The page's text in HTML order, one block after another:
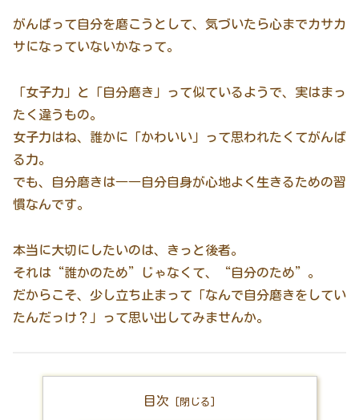
がんばって自分を磨こうとして、気づいたら心までカサカ
サになっていないかなって。
「女子力」と「自分磨き」って似ているようで、実はまっ
たく違うもの。
女子力はね、誰かに「かわいい」って思われたくてがんば
る力。
でも、自分磨きは――自分自身が心地よく生きるための習
慣なんです。
本当に大切にしたいのは、きっと後者。
それは“誰かのため”じゃなくて、“自分のため”。
だからこそ、少し立ち止まって「なんで自分磨きをしてい
たんだっけ？」って思い出してみませんか。
目次